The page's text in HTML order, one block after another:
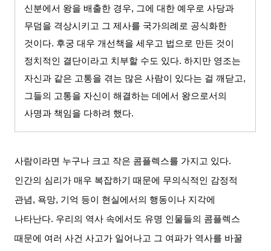
신분에서 왕을 배출한 경우, 그에 대한 예우로 사당과
무덤을 격상시키고 그 제사를 국가의례로 공식화한
것이다. 후궁 대우 개선책을 세우고 법으로 만든 것이
정치적인 결단이라고 치부할 수도 있다.하지만 영조는
자신과 같은 고통을 겪는 많은 사람이 있다는 걸 깨닫고,
그들의 고통을 자신이 해결하는 데에서 왕으로서의
사명과 책임을 다하려 했다.
사람이라면 누구나 크고 작은 콤플렉스를 가지고 있다.
인간의 심리가 매우 복잡하기 때문에 무의식적인 감정적
관념, 욕망, 기억 등이 현실에서의 행동이나 지각에
나타난다. 우리의 역사 속에서도 유명 인물들의 콤플렉스
때문에 여러 사건 사고가 일어나고 그 여파가 역사를 바꿀